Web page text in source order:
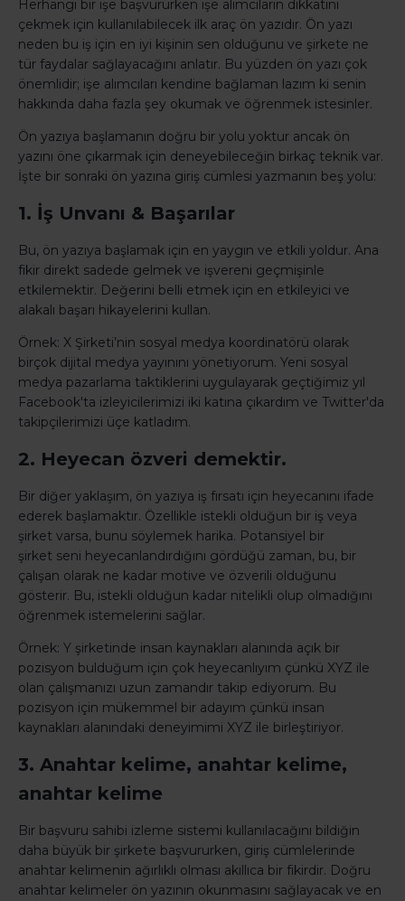
Herhangi bir işe başvururken işe alımcıların dikkatini
çekmek için kullanılabilecek ilk araç ön yazıdır. Ön yazı
neden bu iş için en iyi kişinin sen olduğunu ve şirkete ne
tür faydalar sağlayacağını anlatır. Bu yüzden ön yazı çok
önemlidir; işe alımcıları kendine bağlaman lazım ki senin
hakkında daha fazla şey okumak ve öğrenmek istesinler.
Ön yazıya başlamanın doğru bir yolu yoktur ancak ön
yazını öne çıkarmak için deneyebileceğin birkaç teknik var.
İşte bir sonraki ön yazına giriş cümlesi yazmanın beş yolu:
1. İş Unvanı & Başarılar
Bu, ön yazıya başlamak için en yaygın ve etkili yoldur. Ana
fikir direkt sadede gelmek ve işvereni geçmişinle
etkilemektir. Değerini belli etmek için en etkileyici ve
alakalı başarı hikayelerini kullan.
Örnek: X Şirketi’nin sosyal medya koordinatörü olarak
birçok dijital medya yayınını yönetiyorum. Yeni sosyal
medya pazarlama taktiklerini uygulayarak geçtiğimiz yıl
Facebook'ta izleyicilerimizi iki katına çıkardım ve Twitter'da
takipçilerimizi üçe katladım.
2. Heyecan özveri demektir.
Bir diğer yaklaşım, ön yazıya iş fırsatı için heyecanını ifade
ederek başlamaktır. Özellikle istekli olduğun bir iş veya
şirket varsa, bunu söylemek harika. Potansiyel bir
şirket seni heyecanlandırdığını gördüğü zaman, bu, bir
çalışan olarak ne kadar motive ve özverili olduğunu
gösterir. Bu, istekli olduğun kadar nitelikli olup olmadığını
öğrenmek istemelerini sağlar.
Örnek: Y şirketinde insan kaynakları alanında açık bir
pozisyon bulduğum için çok heyecanlıyım çünkü XYZ ile
olan çalışmanızı uzun zamandır takip ediyorum. Bu
pozisyon için mükemmel bir adayım çünkü insan
kaynakları alanındaki deneyimimi XYZ ile birleştiriyor.
3. Anahtar kelime, anahtar kelime,
anahtar kelime
Bir başvuru sahibi izleme sistemi kullanılacağını bildiğin
daha büyük bir şirkete başvururken, giriş cümlelerinde
anahtar kelimenin ağırlıklı olması akıllıca bir fikirdir. Doğru
anahtar kelimeler ön yazının okunmasını sağlayacak ve en